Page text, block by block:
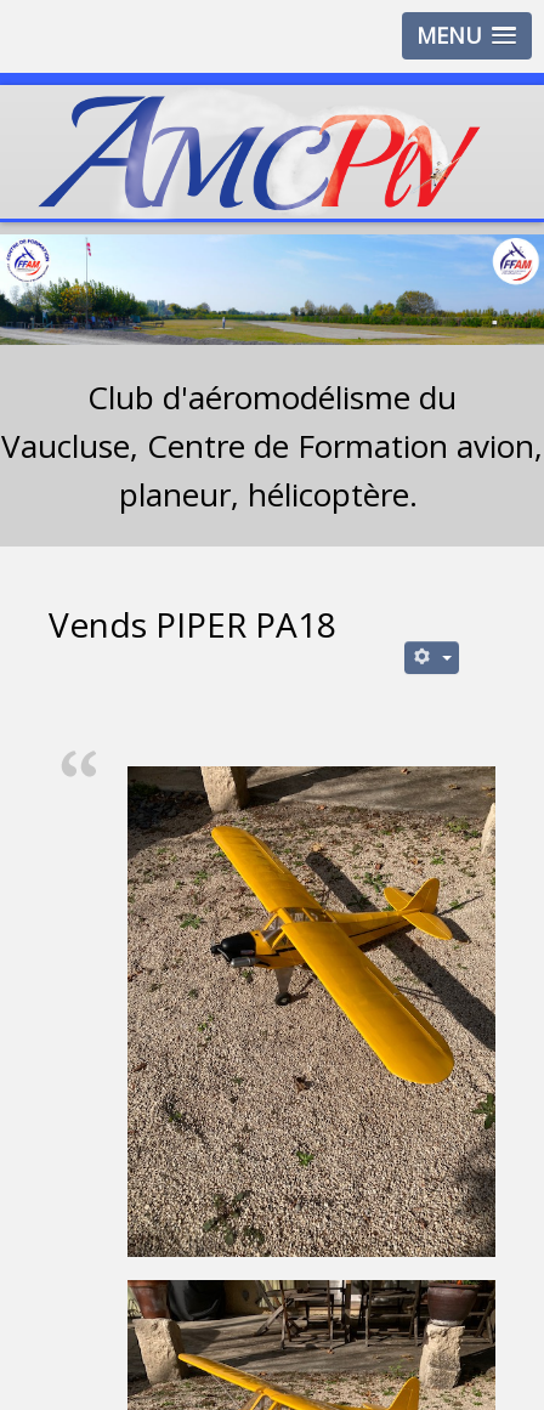
MENU
Club d'aéromodélisme du
Vaucluse, Centre de Formation avion,
planeur, hélicoptère.
Vends PIPER PA18